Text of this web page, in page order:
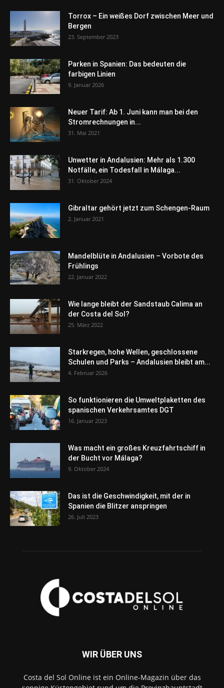
Torrox – Ein weißes Dorf zwischen Meer und
Bergen
23. September 2023
Parken in Spanien: Das bedeuten die
farbigen Linien
9. Januar 2026
Neuer Tarif: Ab 1. Juni kann man bei den
Stromrechnungen in...
31. Mai 2021
Unwetter in Andalusien: Mehr als 1.300
Notfälle, ein Todesfall in Málaga...
31. Oktober 2024
Gibraltar gehört jetzt zum Schengen-Raum
2. Januar 2021
Mandelblüte in Andalusien – Vorbote des
Frühlings
22. Januar 2022
Wie lange bleibt der Sandstaub Calima an
der Costa del Sol?
25. März 2022
Starkregen, hohe Wellen, geschlossene
Schulen und Parks – Andalusien bleibt am...
4. Februar 2026
So funktionieren die Umweltplaketten des
spanischen Verkehrsamtes DGT
16. Januar 2023
Was macht ein großes Kreuzfahrtschiff in
der Bucht vor Málaga?
9. Oktober 2024
Das ist die Geschwindigkeit, mit der in
Spanien die Blitzer anspringen
26. Juli 2023
WIR ÜBER UNS
Costa del Sol Online ist ein Online-Magazin über das